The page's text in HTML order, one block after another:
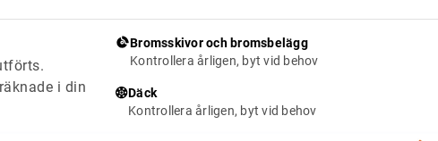
i din
Bromsskivor och bromsbelägg
Kontrollera årligen, byt vid behov
Däck
Kontrollera årligen, byt vid behov